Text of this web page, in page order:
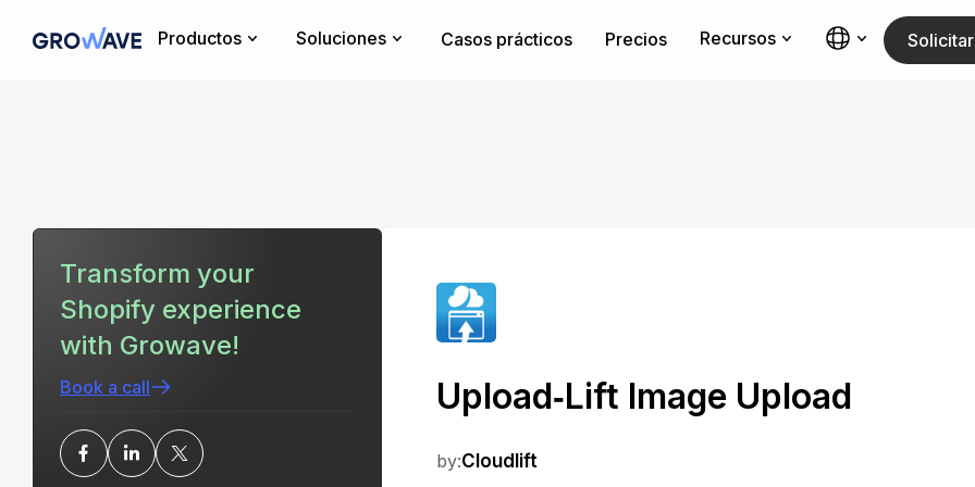
Productos Soluciones Casos prácticos Precios Recursos
Transform your
Shopify experience
with Growave!
Book a call Upload‑Lift Image Upload
by:Cloudlift